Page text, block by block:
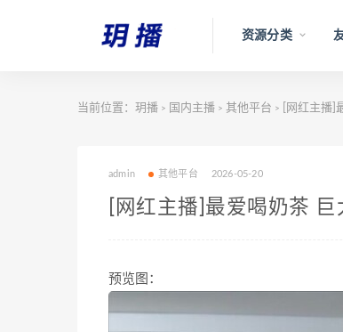
资源分类
当前位置： 玥播 > 国内主播 > 其他平台 > [网红主播]
admin 其他平台 2026-05-20
[网红主播]最爱喝奶茶
预览图：